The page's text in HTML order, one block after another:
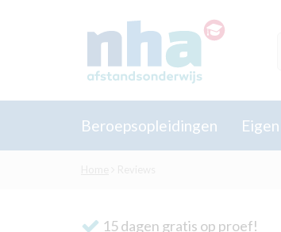
Beroepsopleidingen
15 dagen gratis op proef!